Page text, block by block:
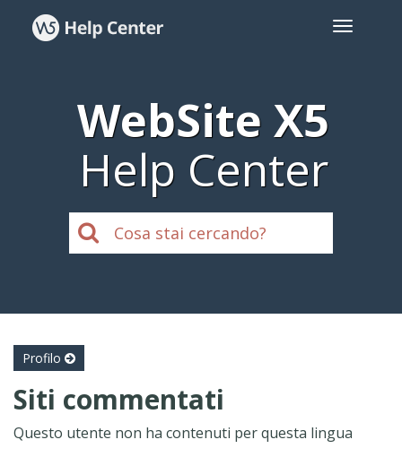
WebSite X5
Help Center
Profilo
Siti commentati
Questo utente non ha contenuti per questa lingua